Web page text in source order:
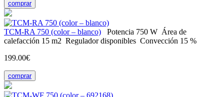
comprar
ТСМ-RA 750 (color – blanco) Potencia 750 W Área de
calefacción 15 m2 Regulador disponibles Convección 15 %
199.00€
comprar